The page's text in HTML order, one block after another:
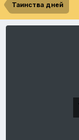
Таинства дней